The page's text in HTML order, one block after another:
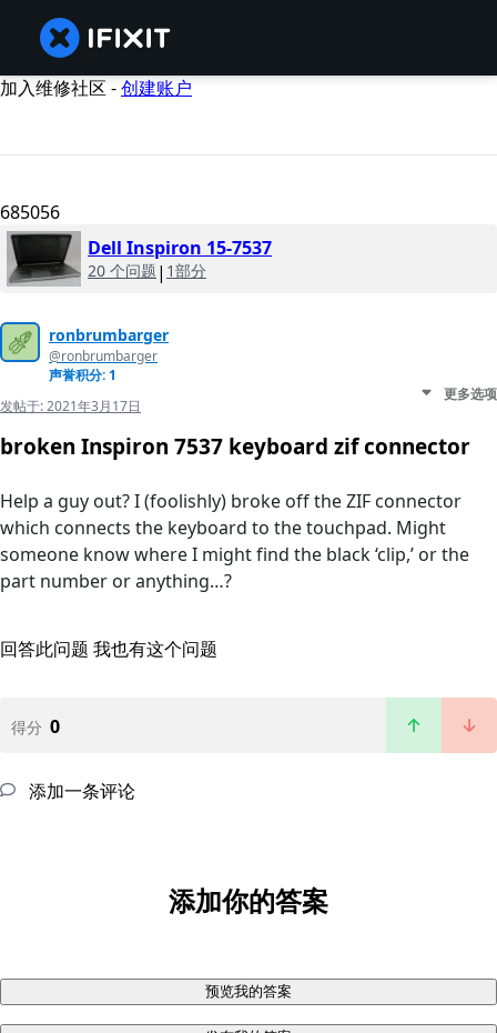
加入维修社区 -创建账户
685056
Dell Inspiron 15-7537
20 个问题 | 1部分
ronbrumbarger
@ronbrumbarger
声誉积分: 1
发帖于:2021年3月17日
更多选项
broken Inspiron 7537 keyboard zif connector
Help a guy out? I (foolishly) broke off the ZIF connector
which connects the keyboard to the touchpad. Might
someone know where I might find the black ‘clip,’ or the
part number or anything…?
回答此问题 我也有这个问题
得分 0
添加一条评论
添加你的答案
预览我的答案